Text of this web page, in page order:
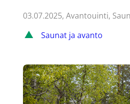
03.07.2025, Avantouinti,
Saunat ja avanto
Polkujuoksijan vinkit Ylläkselle